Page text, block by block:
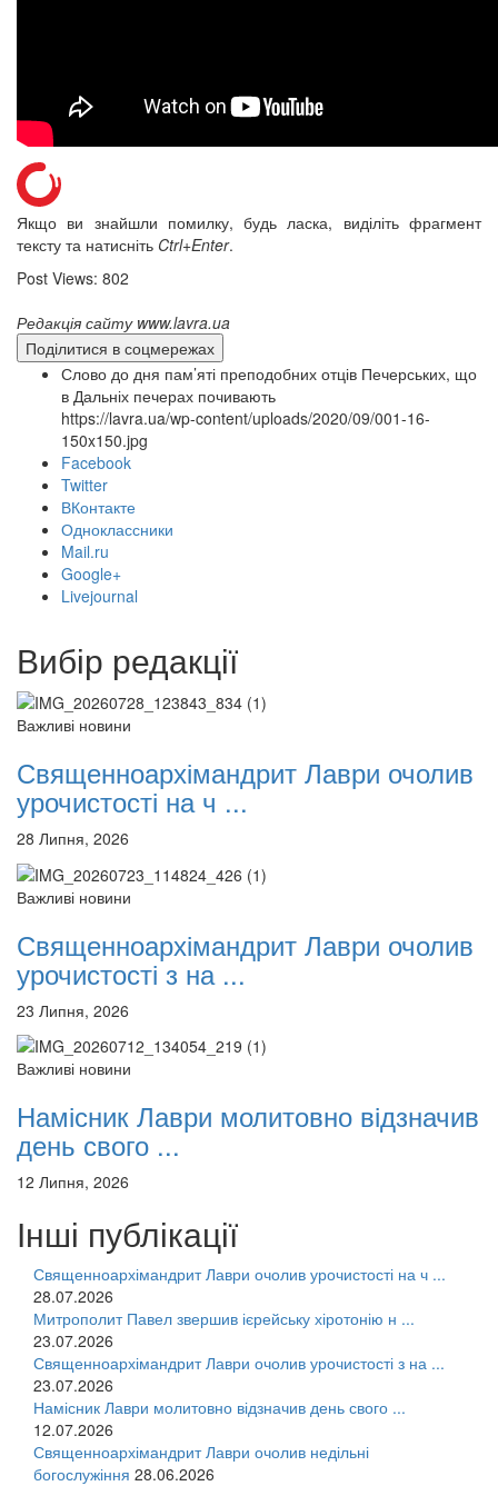
12 сентября 2015Название трансляции
12 сентября 2015Название трансляции
12 сентября 2015Название трансляции
Перейти до архіву
Якщо ви знайшли помилку, будь ласка, виділіть фрагмент
тексту та натисніть Ctrl+Enter.
Post Views: 802
Редакція сайту www.lavra.ua
Поділитися в соцмережах
Слово до дня пам’яті преподобних отців Печерських, що
в Дальніх печерах почивають
https://lavra.ua/wp-content/uploads/2020/09/001-16-
150x150.jpg
Facebook
Twitter
ВКонтакте
Одноклассники
Mail.ru
Google+
Livejournal
Вибір редакції
Важливі новини
Священноархімандрит Лаври очолив
урочистості на ч ...
28 Липня, 2026
Важливі новини
Священноархімандрит Лаври очолив
урочистості з на ...
23 Липня, 2026
Важливі новини
Намісник Лаври молитовно відзначив
день свого ...
12 Липня, 2026
Інші публікації
Священноархімандрит Лаври очолив урочистості на ч ...
28.07.2026
Митрополит Павел звершив ієрейську хіротонію н ...
23.07.2026
Священноархімандрит Лаври очолив урочистості з на ...
23.07.2026
Намісник Лаври молитовно відзначив день свого ...
12.07.2026
Священноархімандрит Лаври очолив недільні
богослужіння 28.06.2026